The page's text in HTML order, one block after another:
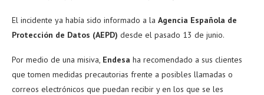
El incidente ya había sido informado a la Agencia Española de
Protección de Datos (AEPD) desde el pasado 13 de junio.
Por medio de una misiva, Endesa ha recomendado a sus clientes
que tomen medidas precautorias frente a posibles llamadas o
correos electrónicos que puedan recibir y en los que se les